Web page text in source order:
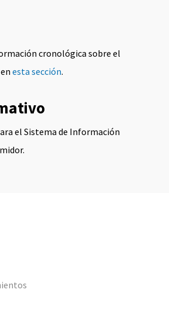
cronológica sobre el
enesta sección.
el Sistema de Información